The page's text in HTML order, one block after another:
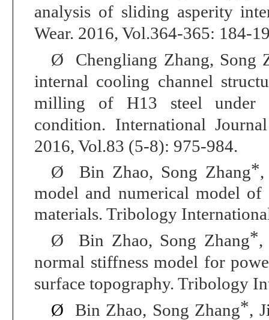
analysis of sliding asperity
Wear. 2016, Vol.364-365: 184-
Ø
Chengliang Zhang, Song
internal cooling channel
milling of H13 steel under
condition. International
2016, Vol.83 (5-8): 975-984.
Ø
Bin Zhao, Song Zhang*
model and numerical model
materials. Tribology
Ø
Bin Zhao, Song Zhang*,
normal stiffness model for
surface topography. Tribology
Ø
Bin Zhao, Song Zhang*,